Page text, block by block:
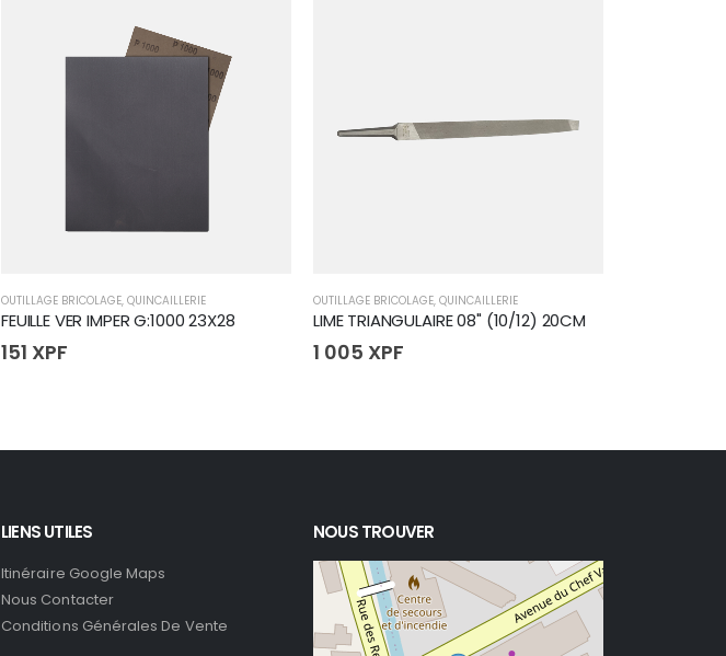
OUTILLAGE BRICOLAGE, QUINCAILLERIE
FEUILLE VER IMPER G:1000 23X28
151 XPF
OUTILLAGE BRICOLAGE, QUINCAILLERIE
LIME TRIANGULAIRE 08" (10/12) 20CM
1 005 XPF
LIENS UTILES
Itinéraire Google Maps
Nous Contacter
Conditions Générales De Vente
NOUS TROUVER